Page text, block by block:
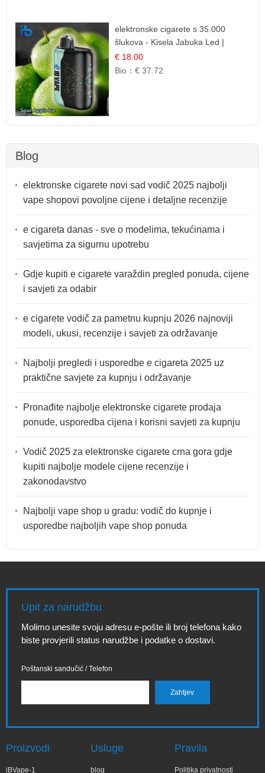
elektronske cigarete s 35.000
šlukova - Kisela Jabuka Led |
Osježavajući Kiselo-Slatki Okus
€ 18.00
Bio：€ 37.72
Blog
elektronske cigarete novi sad vodič 2025 najbolji
vape shopovi povoljne cijene i detaljne recenzije
e cigareta danas - sve o modelima, tekućinama i
savjetima za sigurnu upotrebu
Gdje kupiti e cigarete varaždin pregled ponuda, cijene
i savjeti za odabir
e cigarete vodič za pametnu kupnju 2026 najnoviji
modeli, ukusi, recenzije i savjeti za održavanje
Najbolji pregledi i usporedbe e cigareta 2025 uz
praktične savjete za kupnju i održavanje
Pronađite najbolje elektronske cigarete prodaja
ponude, usporedba cijena i korisni savjeti za kupnju
Vodič 2025 za elektronske cigarete crna gora gdje
kupiti najbolje modele cijene recenzije i
zakonodavstvo
Najbolji vape shop u gradu: vodič do kupnje i
usporedbe najboljih vape shop ponuda
Upit za narudžbu
Molimo unesite svoju adresu e-pošte ili broj telefona kako
biste provjerili status narudžbe i podatke o dostavi.
Poštanski sandučić / Telefon
Proizvodi
iBVape-1
Usluge
blog
Pravila
Politika privatnosti